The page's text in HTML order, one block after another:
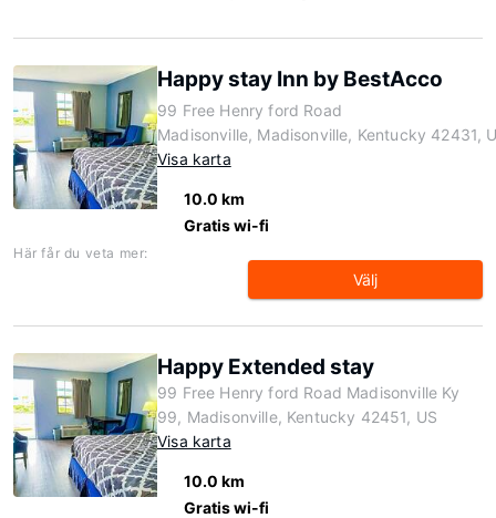
Happy stay Inn by BestAcco
99 Free Henry ford Road
Madisonville, Madisonville, Kentucky 42431,
Visa karta
10.0 km
Gratis wi-fi
Här får du veta mer:
Välj
Happy Extended stay
99 Free Henry ford Road Madisonville Ky
99, Madisonville, Kentucky 42451, US
Visa karta
10.0 km
Gratis wi-fi